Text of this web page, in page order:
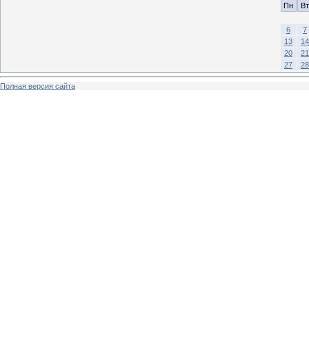
Пн
Вт
6
7
13
14
20
21
27
28
Полная версия сайта